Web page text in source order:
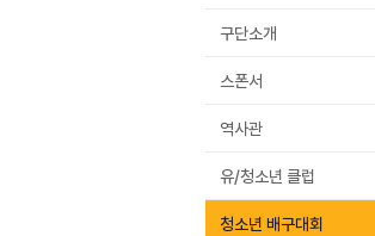
구단소개
스폰서
역사관
유/청소년 클럽
청소년 배구대회